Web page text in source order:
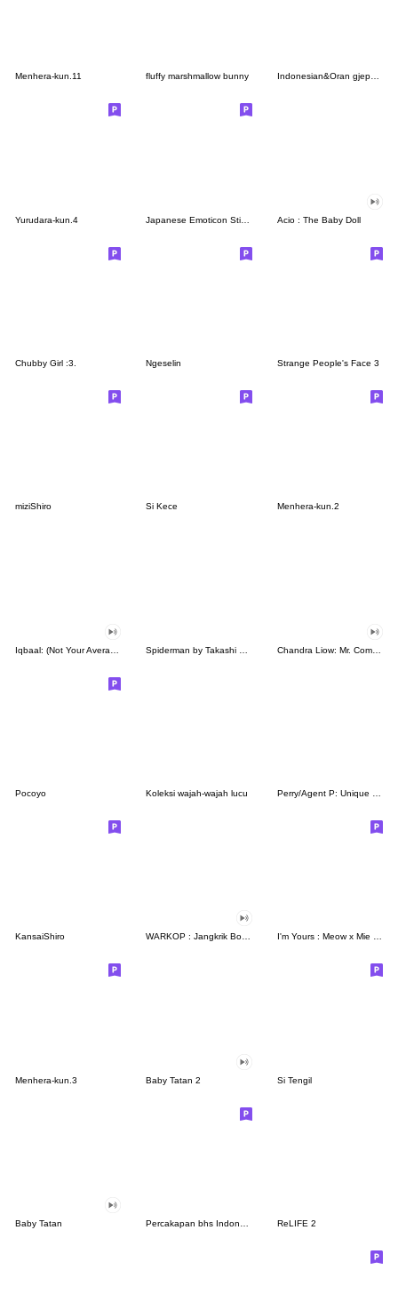
Menhera-kun.11 fluffy marshmallow bunny Indonesian&Oran gjepang
Yurudara-kun.4 Acio : The Baby Doll
Chubby Girl :3. Ngeselin Strange People's Face 3
miziShiro Si Kece Menhera-kun.2
Chandra Liow: Mr. Comedian
Pocoyo Koleksi wajah-wajah lucu
KansaiShiro WARKOP : Jangkrik Boss part 1 I'm Yours : Meow x Mie [Eng Ver.]
Menhera-kun.3 Baby Tatan 2 Si Tengil
Baby Tatan ReLIFE 2